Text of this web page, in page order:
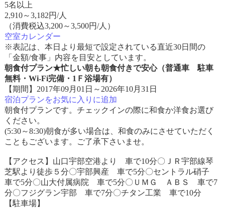
5名以上
2,910～3,182円/人
（消費税込3,200～3,500円/人）
空室カレンダー
※表記は、本日より最短で設定されている直近30日間の
「金額/食事」内容を目安としています。
朝食付プラン★忙しい朝も朝食付きで安心（普通車 駐車
無料・Wi-Fi完備・1Ｆ浴場有）
【期間】2017年09月01日～2026年10月31日
宿泊プランをお気に入りに追加
朝食付プランです。チェックインの際に和食か洋食お選び
ください。
(5:30～8:30)朝食が多い場合は、和食のみにさせていただく
こともございます。ご了承下さいませ。
【アクセス】山口宇部空港より 車で10分〇ＪＲ宇部線琴
芝駅より徒歩５分〇宇部興産 車で5分〇セントラル硝子
車で5分〇山大付属病院 車で5分〇ＵＭＧ ＡＢＳ 車で7
分〇フジグラン宇部 車で7分〇チタン工業 車で10分
【駐車場】